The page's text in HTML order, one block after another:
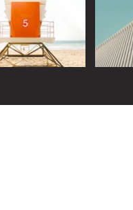
us.